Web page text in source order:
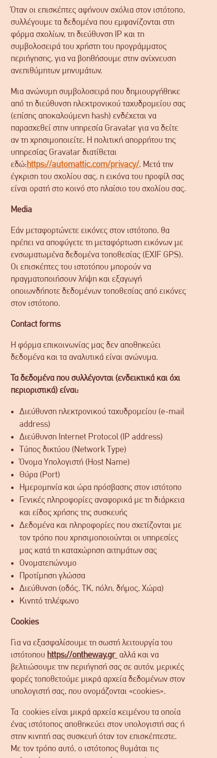
Όταν οι επισκέπτες αφήνουν σχόλια στον ιστότοπο,
συλλέγουμε τα δεδομένα που εμφανίζονται στη
φόρμα σχολίων, τη διεύθυνση IP και τη
συμβολοσειρά του χρήστη του προγράμματος
περιήγησης, για να βοηθήσουμε στην ανίχνευση
ανεπιθύμητων μηνυμάτων.
Μια ανώνυμη συμβολοσειρά που δημιουργήθηκε
από τη διεύθυνση ηλεκτρονικού ταχυδρομείου σας
(επίσης αποκαλούμενη hash) ενδέχεται να
παρασχεθεί στην υπηρεσία Gravatar για να δείτε
αν τη χρησιμοποιείτε. Η πολιτική απορρήτου της
υπηρεσίας Gravatar διατίθεται
εδώ: https://automattic.com/privacy/. Μετά την
έγκριση του σχολίου σας, η εικόνα του προφίλ σας
είναι ορατή στο κοινό στο πλαίσιο του σχολίου σας.
Media
Εάν μεταφορτώνετε εικόνες στον ιστότοπο, θα
πρέπει να αποφύγετε τη μεταφόρτωση εικόνων με
ενσωματωμένα δεδομένα τοποθεσίας (EXIF GPS).
Οι επισκέπτες του ιστοτόπου μπορούν να
πραγματοποιήσουν λήψη και εξαγωγή
οποιωνδήποτε δεδομένων τοποθεσίας από εικόνες
στον ιστότοπο.
Contact forms
Η φόρμα επικοινωνίας μας δεν αποθηκεύει
δεδομένα και τα αναλυτικά είναι ανώνυμα.
Τα δεδομένα που συλλέγονται (ενδεικτικά και όχι
περιοριστικά) είναι:
Διεύθυνση ηλεκτρονικού ταχυδρομείου (e-mail
address)
Διεύθυνση Internet Protocol (IP address)
Τύπος δικτύου (Network Type)
Όνομα Υπολογιστή (Host Name)
Θύρα (Port)
Ημερομηνία και ώρα πρόσβασης στον ιστότοπο
Γενικές πληροφορίες αναφορικά με τη διάρκεια
και είδος χρήσης της συσκευής
Δεδομένα και πληροφορίες που σχετίζονται με
τον τρόπο που χρησιμοποιούνται οι υπηρεσίες
μας κατά τη καταχώρηση αιτημάτων σας
Ονοματεπώνυμο
Προτίμηση γλώσσα
Διεύθυνση (οδός, ΤΚ, πόλη, δήμος, Χώρα)
Κινητό τηλέφωνο
Cookies
Για να εξασφαλίσουμε τη σωστή λειτουργία του
ιστότοπου https://ontheway.gr αλλά και να
βελτιώσουμε την περιήγησή σας σε αυτόν, μερικές
φορές τοποθετούμε μικρά αρχεία δεδομένων στον
υπολογιστή σας, που ονομάζονται «cookies».
Τα cookies είναι μικρά αρχεία κειμένου τα οποία
ένας ιστότοπος αποθηκεύει στον υπολογιστή σας ή
στην κινητή σας συσκευή όταν τον επισκέπτεστε.
Με τον τρόπο αυτό, ο ιστότοπος θυμάται τις